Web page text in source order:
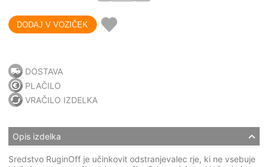
DOSTAVA
PLAČILO
VRAČILO IZDELKA
Opis izdelka
Sredstvo RuginOff je učinkovit odstranjevalec rje, ki ne vsebuje